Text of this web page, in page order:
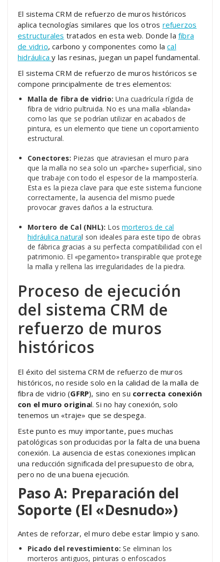
El sistema CRM de refuerzo de muros históricos
aplica tecnologías similares que los otros refuerzos
estructurales tratados en esta web. Donde lafibra
de vidrio, carbono y componentes como lacal
hidráulicay las resinas, juegan un papel fundamental.
El sistema CRM de refuerzo de muros históricos se
compone principalmente de tres elementos:
Malla de fibra de vidrio: Una cuadrícula rígida de
fibra de vidrio pultruida. No es una malla «blanda»
como las que se podrían utilizar en acabados de
pintura, es un elemento que tiene un coportamiento
estructural.
Conectores: Piezas que atraviesan el muro para
que la malla no sea solo un «parche» superficial, sino
que trabaje con todo el espesor de la mampostería.
Esta es la pieza clave para que este sistema funcione
correctamente, la ausencia del mismo puede
provocar graves daños a la estructura.
Mortero de Cal (NHL): Losmorteros de cal
hidráulica natural son ideales para este tipo de obras
de fábrica gracias a su perfecta compatibilidad con el
patrimonio. El «pegamento» transpirable que protege
la malla y rellena las irregularidades de la piedra.
Proceso de ejecución
del sistema CRM de
refuerzo de muros
históricos
El éxito del sistema CRM de refuerzo de muros
históricos, no reside solo en la calidad de la malla de
fibra de vidrio (GFRP), sino en su correcta conexión
con el muro original. Si no hay conexión, solo
tenemos un «traje» que se despega.
Este punto es muy importante, pues muchas
patológicas son producidas por la falta de una buena
conexión. La ausencia de estas conexiones implican
una reducción significada del presupuesto de obra,
pero no de una buena ejecución.
Paso A: Preparación del
Soporte (El «Desnudo»)
Antes de reforzar, el muro debe estar limpio y sano.
Picado del revestimiento: Se eliminan los
morteros antiguos, pinturas o enfoscados